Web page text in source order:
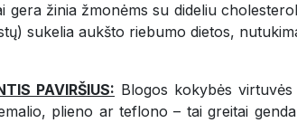
gera žinia žmonėms su dideliu
sukelia aukšto riebumo dietos,
PAVIRŠIUS: Blogos kokybės virtuvės
plieno ar teflono – tai greitai